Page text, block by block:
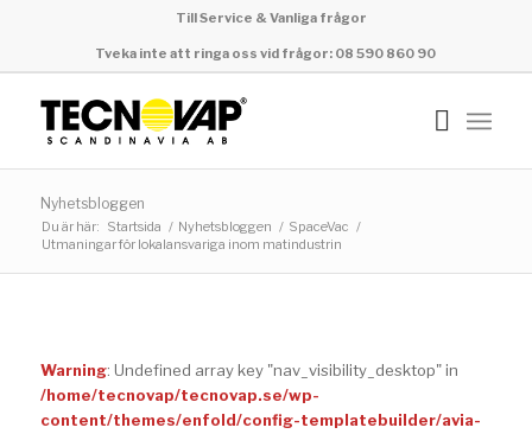
Till Service & Vanliga frågor
Tveka inte att ringa oss vid frågor: 08 590 860 90
Nyhetsbloggen
Du är här: Startsida / Nyhetsbloggen / SpaceVac /
Utmaningar för lokalansvariga inom matindustrin
Warning: Undefined array key "nav_visibility_desktop" in
/home/tecnovap/tecnovap.se/wp-
content/themes/enfold/config-templatebuilder/avia-